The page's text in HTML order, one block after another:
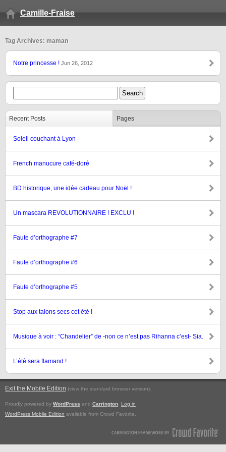
Camille-Fraise
Tag Archives: maman
Notre princesse ! Jun 26, 2012
Recent Posts Pages
Soleil couchant à Lyon
French manucure café-doré
BD historique, une idée cadeau pour Noël !
Un mascara REVOLUTIONNAIRE ! EXCLU !
Faute d’orthographe #7
Faute d’orthographe #6
Faute d’orthographe #5
Stop aux talons secs cet été !
Musique à voir : “Chandelier” de -non ce n’est pas Rihanna c’est- Sia.
L’été sera flamand !
Exit the Mobile Edition (view the standard browser version).
Proudly powered by WordPress and Carrington
Log in
WordPress Mobile Edition available from Crowd Favorite.